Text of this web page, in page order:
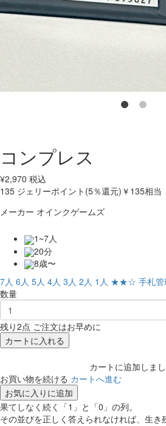
コンプレス
¥2,970 税込
135 ジェリーポイント(5％還元) ￥135相当
メーカー オインクゲームズ
1~7人
20分
8歳〜
7人 6人 5人 4人 3人 2人 1人 ★★☆ 手札管
数量
残り2点 ご注文はお早めに
カートに入れる
カートに追加しまし
お買い物を続ける カートへ進む
お気に入りに追加
果てしなく続く「1」と「0」の列。
その並びを正しく答えられなければ、生き